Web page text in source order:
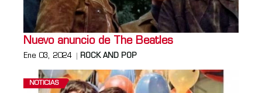
Nuevo anuncio de The Beatles
Ene 03, 2024 ROCK AND POP
NOTICIAS